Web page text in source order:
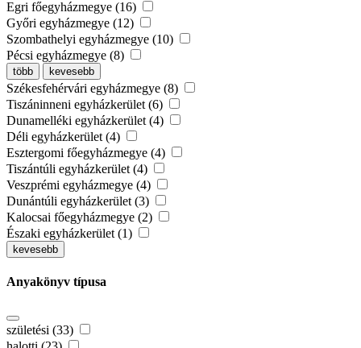
Egri főegyházmegye (16)
Győri egyházmegye (12)
Szombathelyi egyházmegye (10)
Pécsi egyházmegye (8)
több kevesebb
Székesfehérvári egyházmegye (8)
Tiszáninneni egyházkerület (6)
Dunamelléki egyházkerület (4)
Déli egyházkerület (4)
Esztergomi főegyházmegye (4)
Tiszántúli egyházkerület (4)
Veszprémi egyházmegye (4)
Dunántúli egyházkerület (3)
Kalocsai főegyházmegye (2)
Északi egyházkerület (1)
kevesebb
Anyakönyv típusa
születési (33)